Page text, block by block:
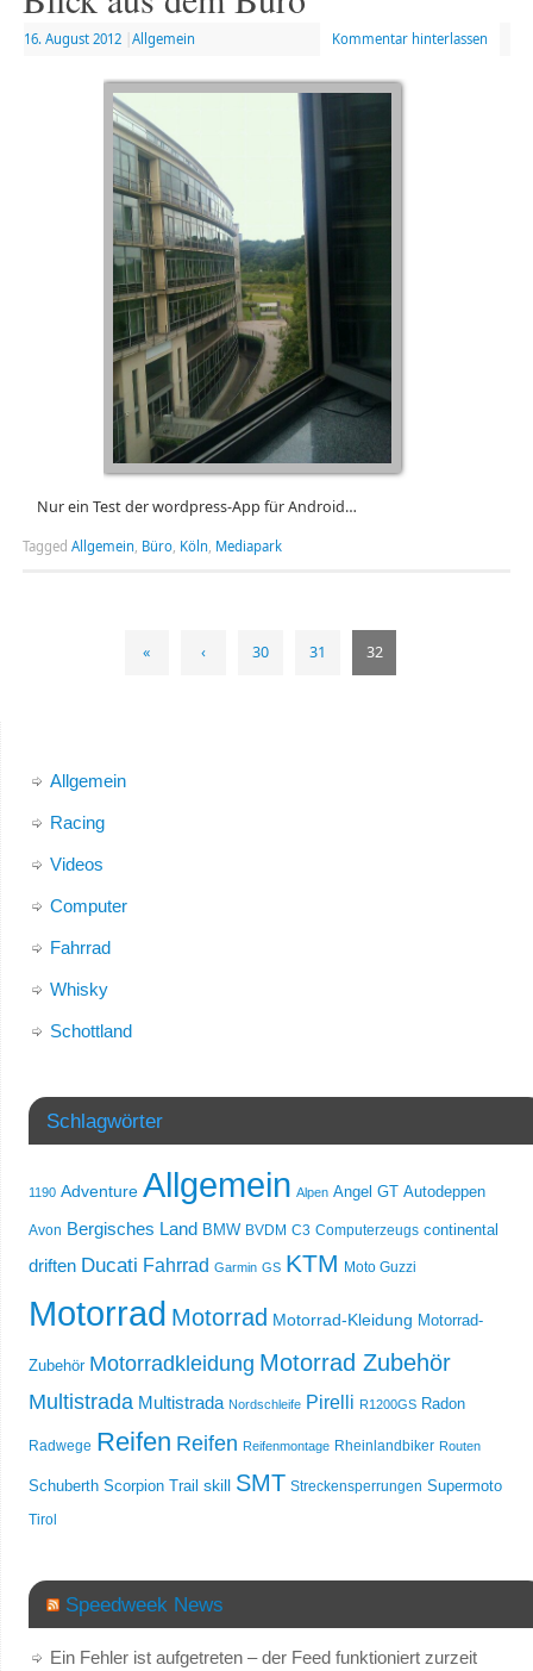
16. August 2012 Allgemein Kommentar hinterlassen
Nur ein Test der wordpress-App für Android…
Tagged Allgemein, Büro, Köln, Mediapark
« ‹ 30 31 32
Allgemein
Racing
Videos
Computer
Fahrrad
Whisky
Schottland
Schlagwörter
1190 Adventure Allgemein Alpen Angel GT Autodeppen
Avon Bergisches Land BMW BVDM C3 Computerzeugs continental
driften Ducati Fahrrad Garmin GS KTM Moto Guzzi
Motorrad Motorrad Motorrad-Kleidung Motorrad-
Zubehör Motorradkleidung Motorrad Zubehör
Multistrada Multistrada Nordschleife Pirelli R1200GS Radon
Radwege Reifen Reifen Reifenmontage Rheinlandbiker Routen
Schuberth Scorpion Trail skill SMT Streckensperrungen Supermoto
Tirol
Speedweek News
Ein Fehler ist aufgetreten – der Feed funktioniert zurzeit